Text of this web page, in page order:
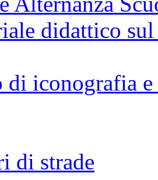
didattico
di iconografia
di strade